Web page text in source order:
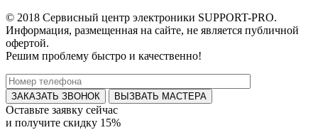
© 2018 Сервисный центр электроники SUPPORT-PRO.
Информация, размещенная на сайте, не является публичной
офертой.
Решим проблему быстро и качественно!
ВЫЗВАТЬ МАСТЕРА
Оставьте заявку сейчас
и получите скидку 15%